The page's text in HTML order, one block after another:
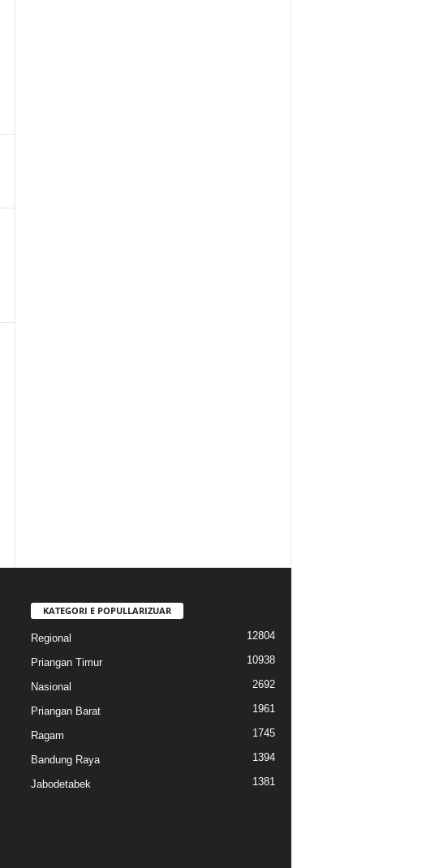
KATEGORI E POPULLARIZUAR
Regional 12804
Priangan Timur 10938
Nasional 2692
Priangan Barat 1961
Ragam 1745
Bandung Raya 1394
Jabodetabek 1381